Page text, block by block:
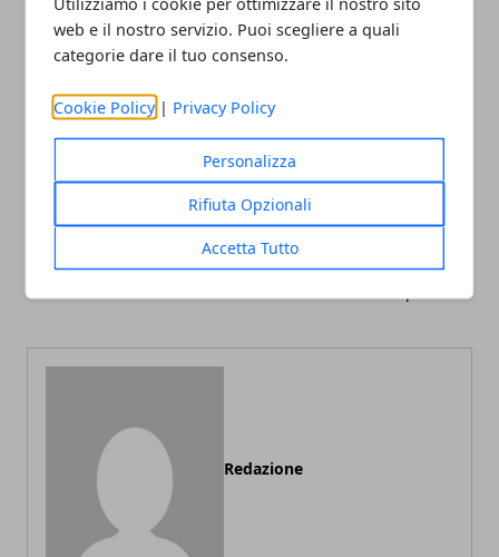
web e il nostro servizio. Puoi scegliere a quali
categorie dare il tuo consenso.
Cookie Policy | Privacy Policy
Personalizza
Rifiuta Opzionali
Accetta Tutto
Facebook
TwitterWhatsapp
Corso di ukulele: cosa trovo
online?
Scaffalature Anti Sismiche:
Caratteristiche e
importanza
Redazione